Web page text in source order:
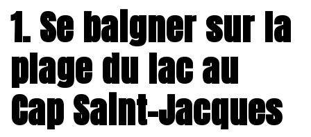
1. Se baigner sur la
plage du lac au
Cap Saint-Jacques